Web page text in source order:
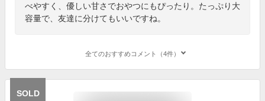
べやすく、優しい甘さでおやつにもぴったり。たっぷり大
容量で、友達に分けてもいいですね。
全てのおすすめコメント（4件）
SOLD